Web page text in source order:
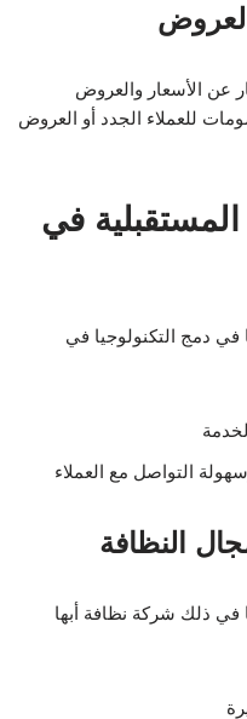
عن الأسعار والعروض
للعملاء الجدد أو العروض
المستقبلية في
دمج التكنولوجيا في
التواصل مع العملاء
النظافة
في ذلك شركة نظافة أبها